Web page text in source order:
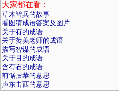
大家都在看：
草木皆兵的故事
看图猜成语答案及图片
关于有的成语
关于赞美老师的成语
描写智谋的成语
关于目的成语
含有石的成语
前倨后恭的意思
声东击西的意思